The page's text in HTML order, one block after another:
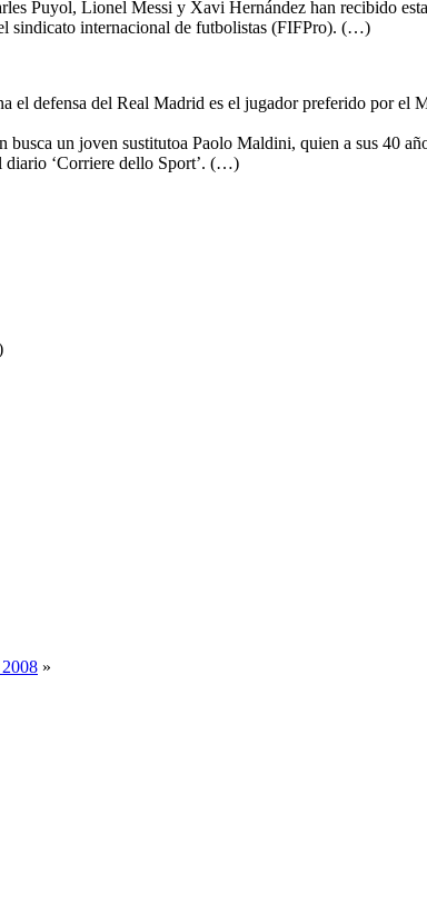
Puyol, Lionel Messi y Xavi Hernández han recibido
sindicato internacional de futbolistas (FIFPro). (…)
el defensa del Real Madrid es el jugador preferido por el
busca un joven sustitutoa Paolo Maldini, quien a sus 40
diario ‘Corriere dello Sport’. (…)
»